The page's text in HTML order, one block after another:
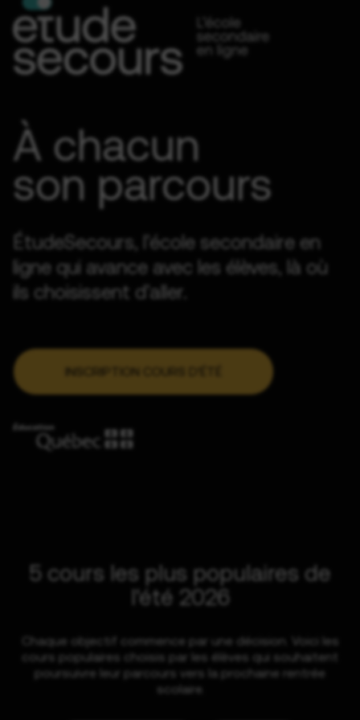
À chacun
son parcours
ÉtudeSecours, l’école secondaire en
ligne qui avance avec les élèves, là où
ils choisissent d’aller.
INSCRIPTION COURS D'ÉTÉ
5 cours les plus populaires de
l'été 2026
Chaque objectif commence par une décision. Voici les
cours populaires choisis par les élèves qui souhaitent
poursuivre leur parcours vers la prochaine rentrée
scolaire.